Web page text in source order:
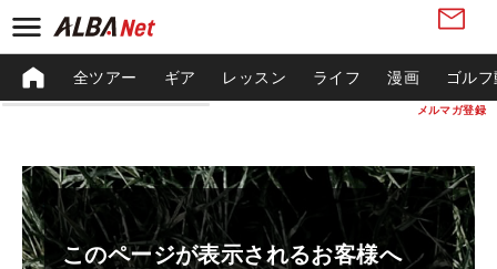
メルマガ登録
全ツアー ギア レッスン ライフ 漫画 ゴル
このページが表示されるお客様へ